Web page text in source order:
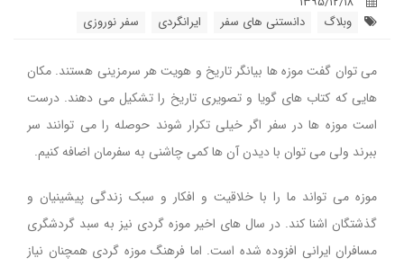
وبلاگ
دانستنی های سفر ایرانگردی سفر نوروزی
می توان گفت موزه ها بیانگر تاریخ و هویت هر سرمزینی هستند. مکان
هایی که کتاب های گویا و تصویری تاریخ را تشکیل می دهند. درست
است موزه ها در سفر اگر خیلی تکرار شوند حوصله را می توانند سر
ببرند ولی می توان با دیدن آن ها کمی چاشنی به سفرمان اضافه کنیم.
موزه می تواند ما را با خلاقیت و افکار و سبک زندگی پیشینیان و
گذشتگان اشنا کند. در سال های اخیر موزه گردی نیز به سبد گردشگری
مسافران ایرانی افزوده شده است. اما فرهنگ موزه گردی همچنان نیاز